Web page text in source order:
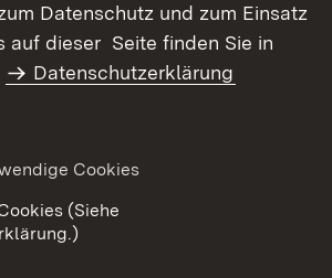
Datenschutz und zum Einsatz
auf dieser Seite finden Sie in
Datenschutzerklärung
Cookies
(Siehe